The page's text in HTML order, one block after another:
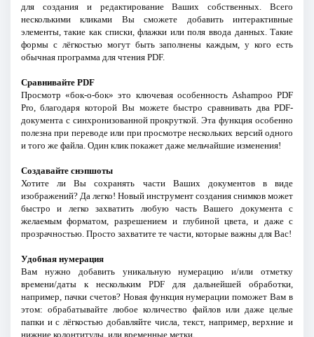
для создания и редактирование Ваших собственных. Всего
несколькими кликами Вы сможете добавить интерактивные
элементы, такие как списки, флажки или поля ввода данных. Такие
формы с лёгкостью могут быть заполнены каждым, у кого есть
обычная программа для чтения PDF.
Сравнивайте PDF
Просмотр «бок-о-бок» это ключевая особенность Ashampoo PDF
Pro, благодаря которой Вы можете быстро сравнивать два PDF-
документа с синхронизованной прокруткой. Эта функция особенно
полезна при переводе или при просмотре нескольких версий одного
и того же файла. Один клик покажет даже мельчайшие изменения!
Создавайте снэпшоты
Хотите ли Вы сохранять части Ваших документов в виде
изображений? Да легко! Новый инструмент создания снимков может
быстро и легко захватить любую часть Вашего документа с
желаемым форматом, разрешением и глубиной цвета, и даже с
прозрачностью. Просто захватите те части, которые важны для Вас!
Удобная нумерация
Вам нужно добавить уникальную нумерацию и/или отметку
времени/даты к нескольким PDF для дальнейшей обработки,
например, пачки счетов? Новая функция нумерации поможет Вам в
этом: обрабатывайте любое количество файлов или даже целые
папки и с лёгкостью добавляйте числа, текст, например, верхние и
нижние колонтитулы, или временные метки.